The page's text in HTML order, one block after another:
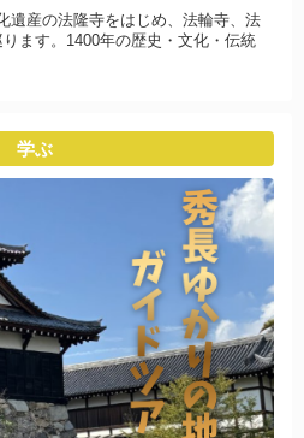
遺産の法隆寺をはじめ、法輪寺、法
ます。1400年の歴史・文化・伝統
学ぶ